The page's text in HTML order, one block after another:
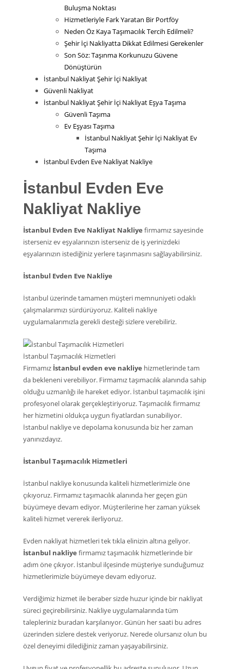
Buluşma Noktası
Hizmetleriyle Fark Yaratan Bir Portföy
Neden Öz Kaya Taşımacılık Tercih Edilmeli?
Şehir İçi Nakliyatta Dikkat Edilmesi Gerekenler
Son Söz: Taşınma Korkunuzu Güvene
Dönüştürün
İstanbul Nakliyat Şehir İçi Nakliyat
Güvenli Nakliyat
İstanbul Nakliyat Şehir İçi Nakliyat Eşya Taşıma
Güvenli Taşıma
Ev Eşyası Taşıma
İstanbul Nakliyat Şehir İçi Nakliyat Ev
Taşıma
İstanbul Evden Eve Nakliyat Nakliye
İstanbul Evden Eve
Nakliyat Nakliye
İstanbul Evden Eve Nakliyat Nakliye firmamız sayesinde
isterseniz ev eşyalarınızın isterseniz de iş yerinizdeki
eşyalarınızın istediğiniz yerlere taşınmasını sağlayabilirsiniz.
İstanbul Evden Eve Nakliye
İstanbul üzerinde tamamen müşteri memnuniyeti odaklı
çalışmalarımızı sürdürüyoruz. Kaliteli nakliye
uygulamalarımızla gerekli desteği sizlere verebiliriz.
İstanbul Taşımacılık Hizmetleri
Firmamız İstanbul evden eve nakliye hizmetlerinde tam
da bekleneni verebiliyor. Firmamız taşımacılık alanında sahip
olduğu uzmanlığı ile hareket ediyor. İstanbul taşımacılık işini
profesyonel olarak gerçekleştiriyoruz. Taşımacılık firmamız
her hizmetini oldukça uygun fiyatlardan sunabiliyor.
İstanbul nakliye ve depolama konusunda biz her zaman
yanınızdayız.
İstanbul Taşımacılık Hizmetleri
İstanbul nakliye konusunda kaliteli hizmetlerimizle öne
çıkıyoruz. Firmamız taşımacılık alanında her geçen gün
büyümeye devam ediyor. Müşterilerine her zaman yüksek
kaliteli hizmet vererek ilerliyoruz.
Evden nakliyat hizmetleri tek tıkla elinizin altına geliyor.
İstanbul nakliye firmamız taşımacılık hizmetlerinde bir
adım öne çıkıyor. İstanbul ilçesinde müşteriye sunduğumuz
hizmetlerimizle büyümeye devam ediyoruz.
Verdiğimiz hizmet ile beraber sizde huzur içinde bir nakliyat
süreci geçirebilirsiniz. Nakliye uygulamalarında tüm
talepleriniz buradan karşılanıyor. Günün her saati bu adres
üzerinden sizlere destek veriyoruz. Nerede olursanız olun bu
özel deneyimi dilediğiniz zaman yaşayabilirsiniz.